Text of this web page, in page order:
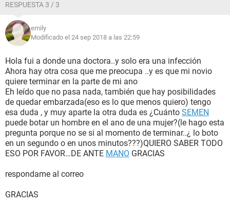
RESPUESTA 3 / 3
emily
Modificado el 24 sep 2018 a las 22:59
Hola fui a donde una doctora..y solo era una infección
Ahora hay otra cosa que me preocupa ..y es que mi novio
quiere terminar en la parte de mi ano
Eh leído que no pasa nada, también que hay posibilidades
de quedar embarzada(eso es lo que menos quiero) tengo
esa duda , y muy aparte la otra duda es ¿Cuánto SEMEN
puede botar un hombre en el ano de una mujer?(le hago esta
pregunta porque no se si al momento de terminar..¿ lo boto
en un segundo o en unos minutos???)QUIERO SABER TODO
ESO POR FAVOR…DE ANTE MANO GRACIAS
respondame al correo
GRACIAS